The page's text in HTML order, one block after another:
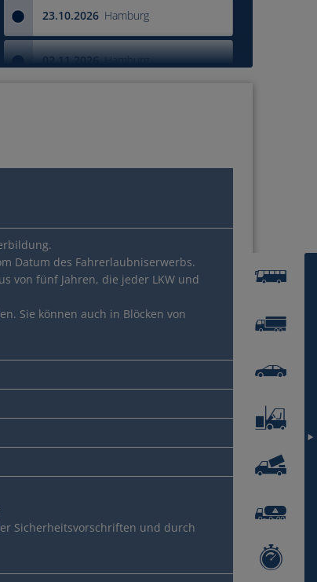
23.10.2026 Hamburg
02.11.2026 Hamburg
Datum des Fahrerlaubniserwerbs.
von fünf Jahren, die jeder LKW und
Sie können auch in Blöcken von
Sicherheitsvorschriften und durch